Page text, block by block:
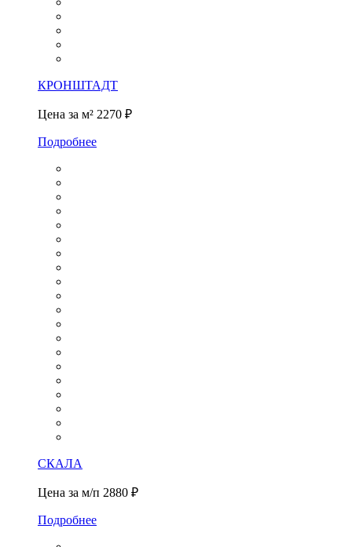
КРОНШТАДТ
Цена за м² 2270 ₽
Подробнее
СКАЛА
Цена за м/п 2880 ₽
Подробнее